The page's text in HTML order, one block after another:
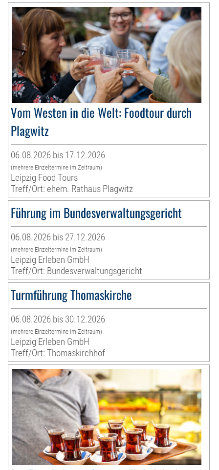
Vom Westen in die Welt: Foodtour durch
Plagwitz
06.08.2026 bis 17.12.2026
(mehrere Einzeltermine im Zeitraum)
Leipzig Food Tours
Treff/Ort: ehem. Rathaus Plagwitz
Führung im Bundesverwaltungsgericht
06.08.2026 bis 27.12.2026
(mehrere Einzeltermine im Zeitraum)
Leipzig Erleben GmbH
Treff/Ort: Bundesverwaltungsgericht
Turmführung Thomaskirche
06.08.2026 bis 30.12.2026
(mehrere Einzeltermine im Zeitraum)
Leipzig Erleben GmbH
Treff/Ort: Thomaskirchhof